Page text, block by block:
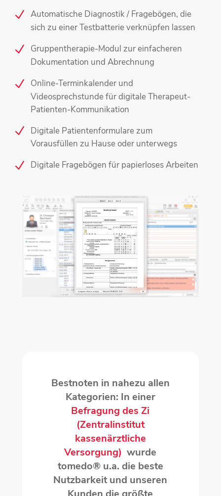
Automatische Diagnostik / Fragebögen, die
sich zu einer Testbatterie verknüpfen lassen
Gruppentherapie-Modul zur einfacheren
Dokumentation und Abrechnung
Online-Terminkalender und
Videosprechstunde für digitale Therapeut-
Patienten-Kommunikation
Digitale Patientenformulare zum
Vorausfüllen zu Hause oder unterwegs
Digitale Fragebögen für papierloses Arbeiten
Bestnoten in nahezu allen
Kategorien: In einer
Befragung des Zi
(Zentralinstitut
kassenärztliche
Versorgung) wurde
tomedo® u.a. die beste
Nutzbarkeit und unseren